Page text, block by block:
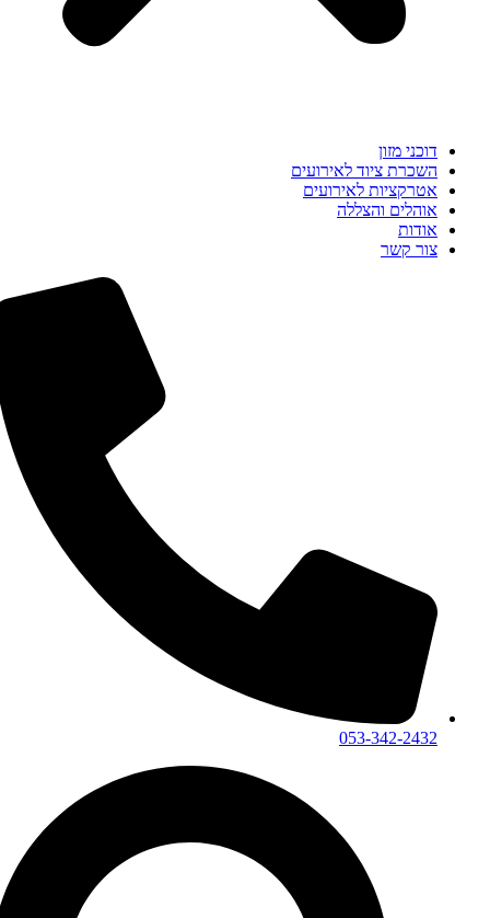
דוכני מזון
השכרת ציוד לאירועים
אטרקציות לאירועים
אוהלים והצללה
אודות
צור קשר
053-342-2432